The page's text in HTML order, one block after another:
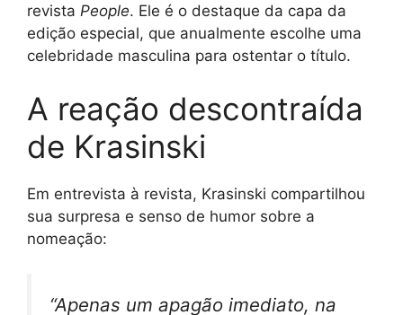
revista People. Ele é o destaque da capa da
edição especial, que anualmente escolhe uma
celebridade masculina para ostentar o título.
A reação descontraída
de Krasinski
Em entrevista à revista, Krasinski compartilhou
sua surpresa e senso de humor sobre a
nomeação:
“Apenas um apagão imediato, na